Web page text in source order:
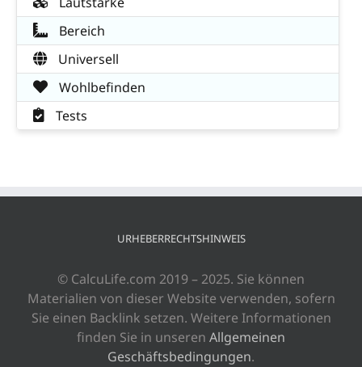
Bereich
Universell
Wohlbefinden
Tests
URHEBERRECHTSHINWEIS
© CalcuLife.com 2019 – 2025. Sie können
Materialien von dieser Website verwenden, sofern
Sie einen Backlink setzen. Weitere Informationen
finden Sie in unseren Allgemeinen
Geschäftsbedingungen.